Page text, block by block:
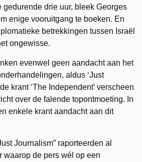
gedurende drie uur, bleek Georges
enige vooruitgang te boeken. En
betrekkingen tussen Israël
ongewisse.
evenwel geen aandacht aan het
aldus ‘Just
krant ‘The Independent’ verscheen
over de falende topontmoeting. In
enkele krant aandacht aan dit
Journalism” raporteerden al
waarop de pers wél op een